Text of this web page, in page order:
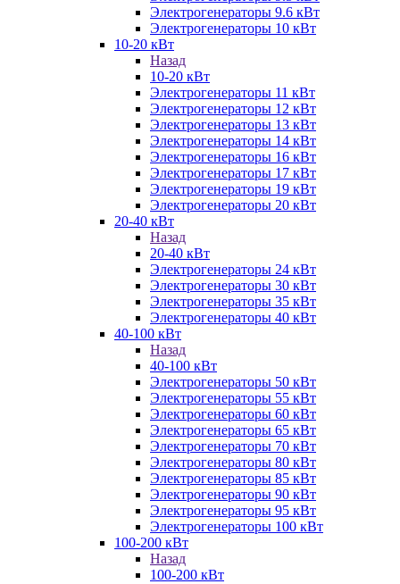
Электрогенераторы 9.6 кВт
Электрогенераторы 10 кВт
10-20 кВт
Назад
10-20 кВт
Электрогенераторы 11 кВт
Электрогенераторы 12 кВт
Электрогенераторы 13 кВт
Электрогенераторы 14 кВт
Электрогенераторы 16 кВт
Электрогенераторы 17 кВт
Электрогенераторы 19 кВт
Электрогенераторы 20 кВт
20-40 кВт
Назад
20-40 кВт
Электрогенераторы 24 кВт
Электрогенераторы 30 кВт
Электрогенераторы 35 кВт
Электрогенераторы 40 кВт
40-100 кВт
Назад
40-100 кВт
Электрогенераторы 50 кВт
Электрогенераторы 55 кВт
Электрогенераторы 60 кВт
Электрогенераторы 65 кВт
Электрогенераторы 70 кВт
Электрогенераторы 80 кВт
Электрогенераторы 85 кВт
Электрогенераторы 90 кВт
Электрогенераторы 95 кВт
Электрогенераторы 100 кВт
100-200 кВт
Назад
100-200 кВт